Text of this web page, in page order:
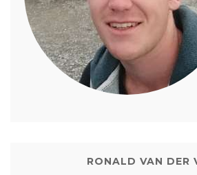
RONALD VAN DER